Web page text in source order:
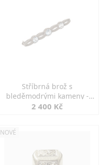
Stříbrná brož s
bleděmodrými kameny -
jemná elegance
2 400 Kč
NOVÉ